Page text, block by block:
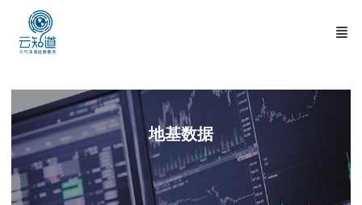
地基数据
O3,NO2,HCHO